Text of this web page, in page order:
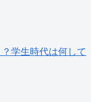
学生時代は何して